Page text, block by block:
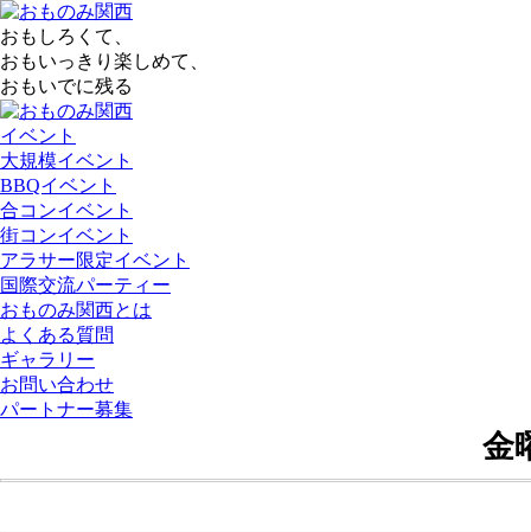
おもしろくて、
おもいっきり楽しめて、
おもいでに残る
イベント
大規模イベント
BBQイベント
合コンイベント
街コンイベント
アラサー限定イベント
国際交流パーティー
おものみ関西とは
よくある質問
ギャラリー
お問い合わせ
パートナー募集
金